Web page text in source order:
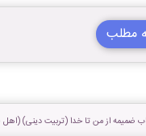
مطلب
ضمیمه از من تا خدا (تربیت دینی)